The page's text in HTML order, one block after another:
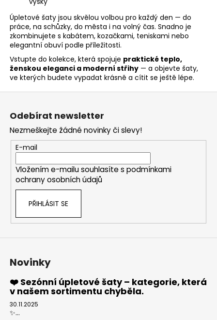
Úpletové šaty jsou skvělou volbou pro každý den — do
práce, na schůzky, do města i na volný čas. Snadno je
zkombinujete s kabátem, kozačkami, teniskami nebo
elegantní obuví podle příležitosti.
Vstupte do kolekce, která spojuje praktické teplo,
ženskou eleganci a moderní střihy — a objevte šaty,
ve kterých budete vypadat krásně a cítit se ještě lépe.
Odebírat newsletter
Nezmeškejte žádné novinky či slevy!
E-mail
Vložením e-mailu souhlasíte s podmínkami
ochrany osobních údajů
PŘIHLÁSIT SE
Novinky
❤️ Sezónní úpletové šaty – kategorie, která
v našem sortimentu chyběla.
30.11.2025
✨...